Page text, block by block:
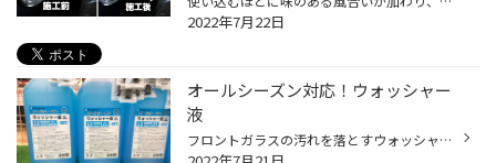
2022年7月22日
オールシーズン対応！ウォッシャー
液
フロントガラスの汚れを落とすウォッシャー液販売中 原液入れればマイナス35℃まで使用可能なオールシーズン用ウォッシャー液です 2リットル入り 330円